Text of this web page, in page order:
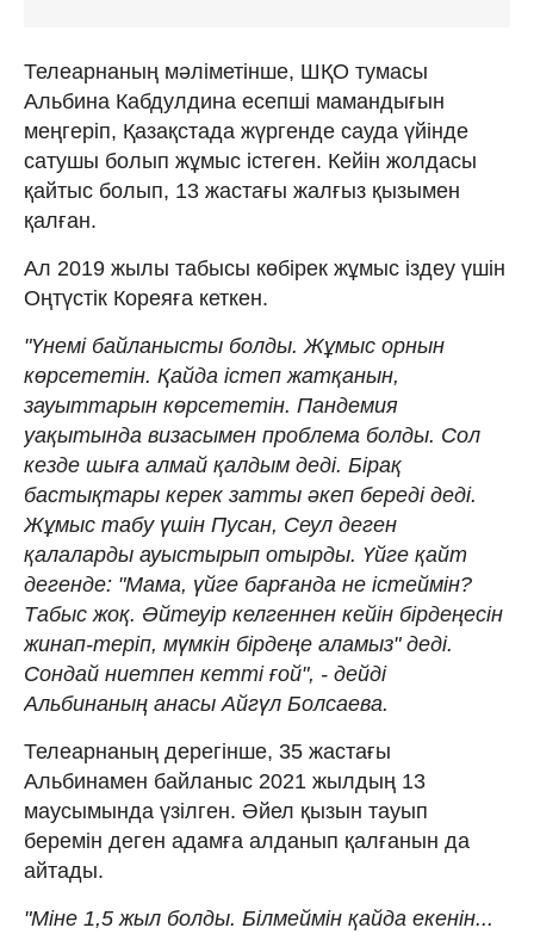
Телеарнаның мәліметінше, ШҚО тумасы
Альбина Кабдулдина есепші мамандығын
меңгеріп, Қазақстада жүргенде сауда үйінде
сатушы болып жұмыс істеген. Кейін жолдасы
қайтыс болып, 13 жастағы жалғыз қызымен
қалған.
Ал 2019 жылы табысы көбірек жұмыс іздеу үшін
Оңтүстік Кореяға кеткен.
"Үнемі байланысты болды. Жұмыс орнын
көрсететін. Қайда істеп жатқанын,
зауыттарын көрсететін. Пандемия
уақытында визасымен проблема болды. Сол
кезде шыға алмай қалдым деді. Бірақ
бастықтары керек затты әкеп береді деді.
Жұмыс табу үшін Пусан, Сеул деген
қалаларды ауыстырып отырды. Үйге қайт
дегенде: "Мама, үйге барғанда не істеймін?
Табыс жоқ. Әйтеуір келгеннен кейін бірдеңесін
жинап-теріп, мүмкін бірдеңе аламыз" деді.
Сондай ниетпен кетті ғой", - дейді
Альбинаның анасы Айгүл Болсаева.
Телеарнаның дерегінше, 35 жастағы
Альбинамен байланыс 2021 жылдың 13
маусымында үзілген. Әйел қызын тауып
беремін деген адамға алданып қалғанын да
айтады.
"Міне 1,5 жыл болды. Білмеймін қайда екенін...